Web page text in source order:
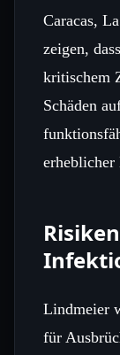
Caracas,
zeigen,
kritischem
Schäden
erheblicher
Lindmeier
für